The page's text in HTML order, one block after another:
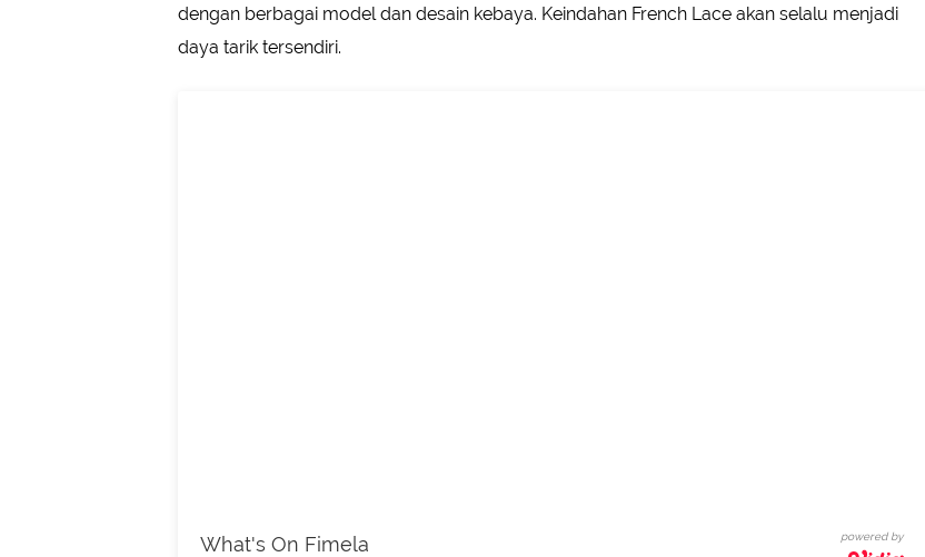
dengan berbagai model dan desain kebaya. Keindahan French Lace akan selalu menjadi
daya tarik tersendiri.
What's On Fimela powered by